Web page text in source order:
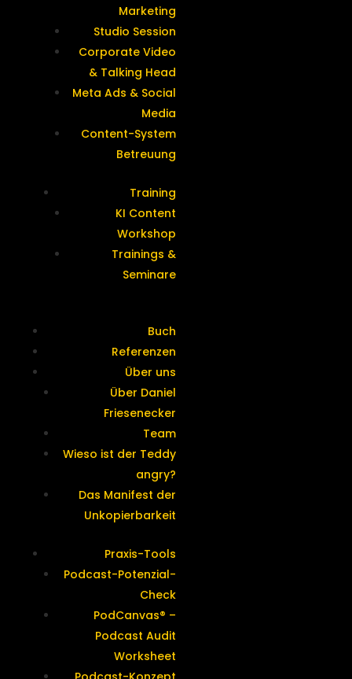
Marketing
Studio Session
Corporate Video
& Talking Head
Meta Ads & Social
Media
Content-System
Betreuung
Training
KI Content
Workshop
Trainings &
Seminare
Buch
Referenzen
Über uns
Über Daniel
Friesenecker
Team
Wieso ist der Teddy
angry?
Das Manifest der
Unkopierbarkeit
Praxis-Tools
Podcast-Potenzial-
Check
PodCanvas® –
Podcast Audit
Worksheet